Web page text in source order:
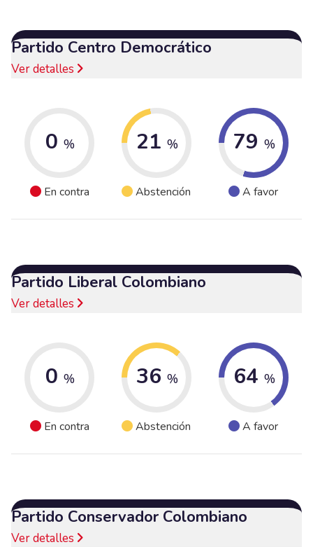
Partido Centro Democrático
Ver detalles
0 %
En contra
21 %
Abstención
79 %
A favor
Partido Liberal Colombiano
Ver detalles
0 %
En contra
36 %
Abstención
64 %
A favor
Partido Conservador Colombiano
Ver detalles